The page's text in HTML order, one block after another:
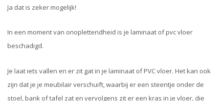
Ja dat is zeker mogelijk!
In een moment van onoplettendheid is je laminaat of pvc vloer
beschadigd.
Je laat iets vallen en er zit gat in je laminaat of PVC vloer. Het kan ook
zijn dat je je meubilair verschuift, waarbij er een steentje onder de
stoel, bank of tafel zat en vervolgens zit er een kras in je vloer, die